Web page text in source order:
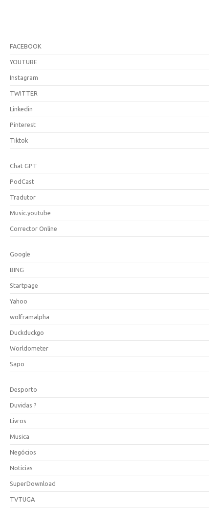
FACEBOOK
YOUTUBE
Instagram
TWITTER
Linkedin
Pinterest
Tiktok
Chat GPT
PodCast
Tradutor
Music.youtube
Corrector Online
Google
BING
Startpage
Yahoo
wolframalpha
Duckduckgo
Worldometer
Sapo
Desporto
Duvidas ?
Livros
Musica
Negócios
Noticias
SuperDownload
TVTUGA